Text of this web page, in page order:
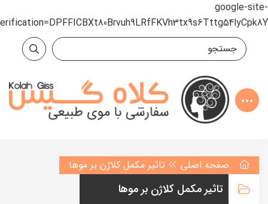
google-site-
صفحه اصلی تاثیر مکمل کلاژن بر موها
تاثیر مکمل کلاژن بر موها